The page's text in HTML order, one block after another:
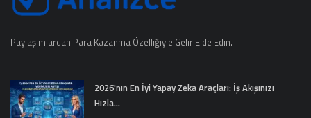
Paylaşımlardan Para Kazanma Özelliğiyle Gelir Elde Edin.
2026'nın En İyi Yapay Zeka Araçları: İş Akışınızı
Hızla...